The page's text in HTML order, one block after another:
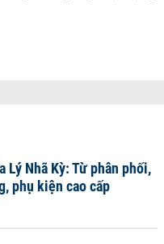
Lý Nhã Kỳ: Từ phân phối,
phụ kiện cao cấp